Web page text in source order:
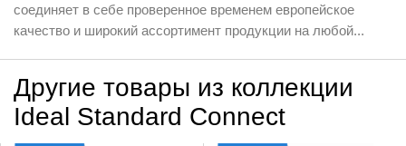
соединяет в себе проверенное временем европейское
качество и широкий ассортимент продукции на любой...
Другие товары из коллекции
Ideal Standard Connect